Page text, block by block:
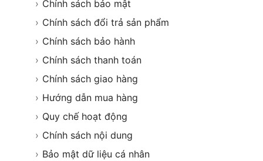
› Chính sách bảo mật
› Chính sách đổi trả sản phẩm
› Chính sách bảo hành
› Chính sách thanh toán
› Chính sách giao hàng
› Hướng dẫn mua hàng
› Quy chế hoạt động
› Chính sách nội dung
› Bảo mật dữ liệu cá nhân